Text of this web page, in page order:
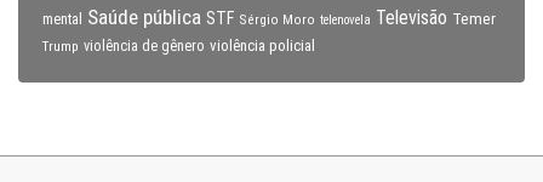
mental
Saúde pública STF Sérgio Moro telenovela Televisão Temer
Trump violência de gênero violência policial